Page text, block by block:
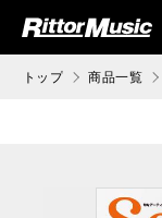
ジック (Rittor Musi
トップ 商品一覧